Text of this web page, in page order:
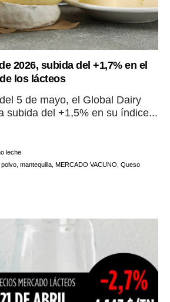
2026, subida del +1,7% en el
los lácteos
5 de mayo, el Global Dairy
subida del +1,5% en su índice...
leche
polvo, mantequilla, MERCADO VACUNO, Queso